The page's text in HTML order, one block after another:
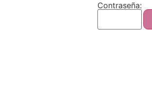
Contraseña: